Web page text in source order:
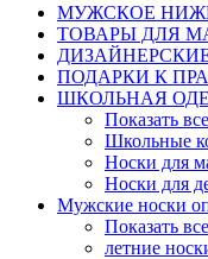
МУЖСКОЕ
ТОВАРЫ ДЛЯ
ПОДАРКИ К
ШКОЛЬНАЯ
Показать все
Школьные
Носки для
Носки для
Мужские носки
Показать все
летние